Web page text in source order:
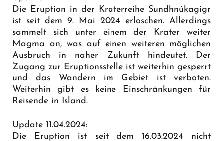
Die Eruption in der Kraterreihe Sundhnúkagigr
ist seit dem 9. Mai 2024 erloschen. Allerdings
sammelt sich unter einem der Krater weiter
Magma an, was auf einen weiteren möglichen
Ausbruch in naher Zukunft hindeutet. Der
Zugang zur Eruptionsstelle ist weiterhin gesperrt
und das Wandern im Gebiet ist verboten.
Weiterhin gibt es keine Einschränkungen für
Reisende in Island.
Update 11.04.2024:
Die Eruption ist seit dem 16.03.2024 nicht